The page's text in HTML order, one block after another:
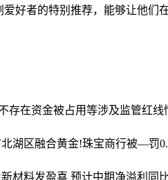
好者的特别推荐，能够让他们
存在资金被占用等涉及监管红线
湖区融合黄金!珠宝商行被—罚
材料发盈喜 预计中期净溢利同